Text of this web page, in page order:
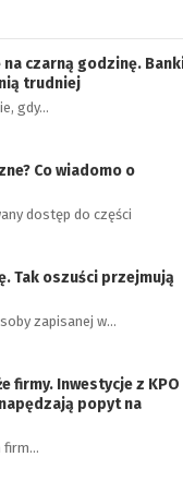
czarną godzinę.
trudniej
gdy…
Co wiadomo o
dostęp do części
Tak oszuści przejmują
zapisanej w…
firmy. Inwestycje z KPO
popyt na
firm…